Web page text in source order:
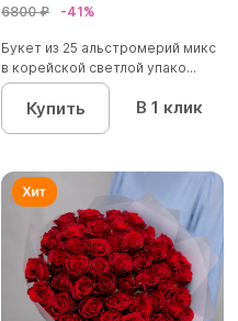
6800 ₽ -41%
Букет из 25 альстромерий микс
в корейской светлой упако...
Купить В 1 клик